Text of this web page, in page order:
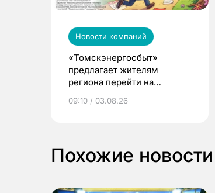
Новости компаний
«Томскэнергосбыт»
предлагает жителям
региона перейти на
выиграть призы
09:10 / 03.08.26
Похожие новости